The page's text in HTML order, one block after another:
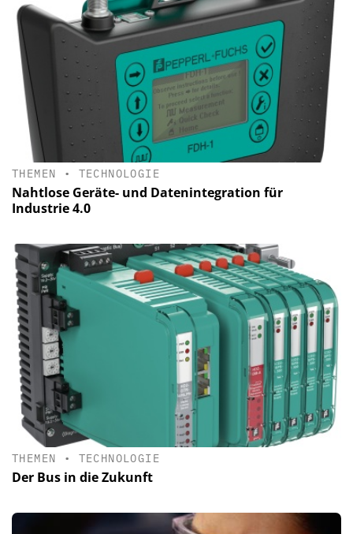
THEMEN • TECHNOLOGIE
Nahtlose Geräte- und Datenintegration für
Industrie 4.0
THEMEN • TECHNOLOGIE
Der Bus in die Zukunft